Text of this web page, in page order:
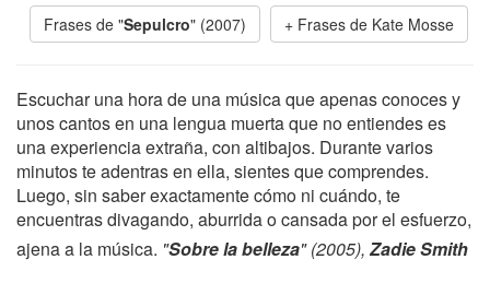
Frases de "Sepulcro" (2007) Frases de Kate Mosse
Escuchar una hora de una música que apenas conoces y
unos cantos en una lengua muerta que no entiendes es
una experiencia extraña, con altibajos. Durante varios
minutos te adentras en ella, sientes que comprendes.
Luego, sin saber exactamente cómo ni cuándo, te
encuentras divagando, aburrida o cansada por el esfuerzo,
ajena a la música. "Sobre la belleza" (2005), Zadie Smith